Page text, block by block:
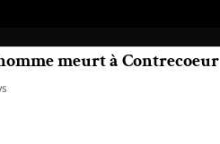
meurt à Contrecoeur